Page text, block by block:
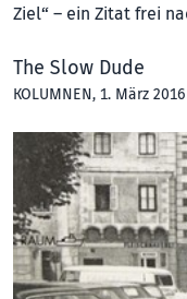
Ziel“ – ein Zitat frei
The Slow Dude
KOLUMNEN, 1. März 2016